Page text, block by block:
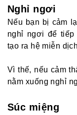
Nghỉ ngơi
Nếu bạn bị cảm
nghỉ ngơi để
tạo ra hệ miễn
Vì thế, nếu cảm
nằm xuống nghỉ
Súc miệng